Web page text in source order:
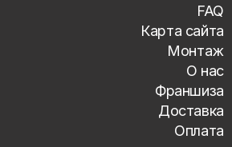
FAQ
Карта сайта
Монтаж
О нас
Франшиза
Доставка
Оплата